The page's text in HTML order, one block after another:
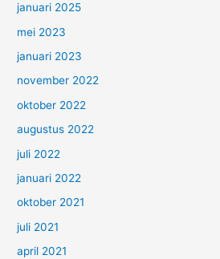
januari 2025
mei 2023
januari 2023
november 2022
oktober 2022
augustus 2022
juli 2022
januari 2022
oktober 2021
juli 2021
april 2021